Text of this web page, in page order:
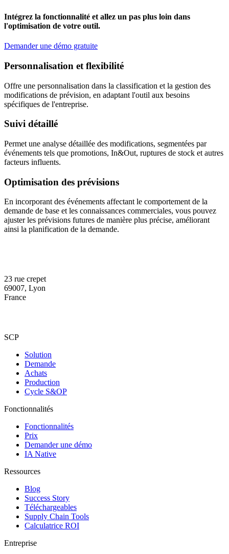
Intégrez la fonctionnalité et allez un pas plus loin dans
l'optimisation de votre outil.
Demander une démo gratuite
Personnalisation et flexibilité
Offre une personnalisation dans la classification et la gestion des
modifications de prévision, en adaptant l'outil aux besoins
spécifiques de l'entreprise.
Suivi détaillé
Permet une analyse détaillée des modifications, segmentées par
événements tels que promotions, In&Out, ruptures de stock et autres
facteurs influents.
Optimisation des prévisions
En incorporant des événements affectant le comportement de la
demande de base et les connaissances commerciales, vous pouvez
ajuster les prévisions futures de manière plus précise, améliorant
ainsi la planification de la demande.
23 rue crepet
69007, Lyon
France
SCP
Solution
Demande
Achats
Production
Cycle S&OP
Fonctionnalités
Fonctionnalités
Prix
Demander une démo
IA Native
Ressources
Blog
Success Story
Téléchargeables
Supply Chain Tools
Calculatrice ROI
Entreprise